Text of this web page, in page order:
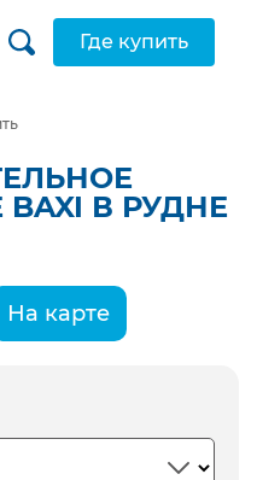
Где купить
В РУДНЕ
На карте